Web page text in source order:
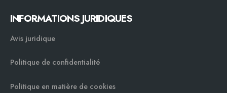
INFORMATIONS JURIDIQUES
Avis juridique
Politique de confidentialité
Politique en matière de cookies